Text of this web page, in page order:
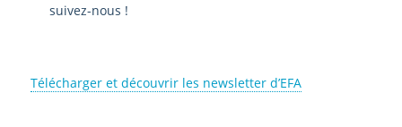
suivez-nous !
Télécharger et découvrir les newsletter d’EFA